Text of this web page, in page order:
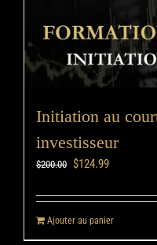
Initiation au
investisseur
$200.00 $124.99
Ajouter au panier